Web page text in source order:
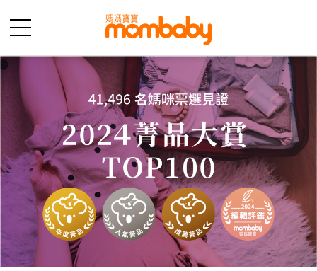
菁品榮耀榜
專業評鑑榜
好物開箱
菁品ＴＶ
爸媽評鑑團